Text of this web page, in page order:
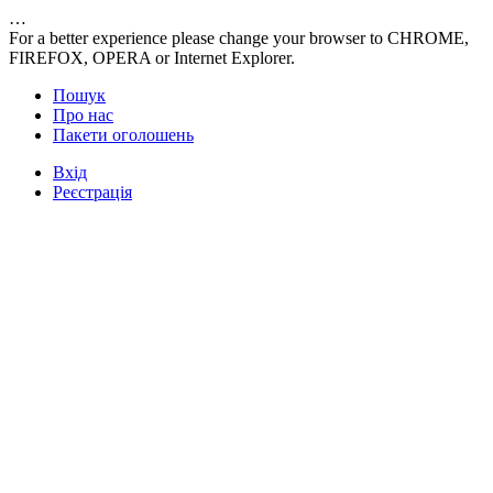
…
For a better experience please change your browser to CHROME,
FIREFOX, OPERA or Internet Explorer.
Пошук
Про нас
Пакети оголошень
Вхід
Реєстрація